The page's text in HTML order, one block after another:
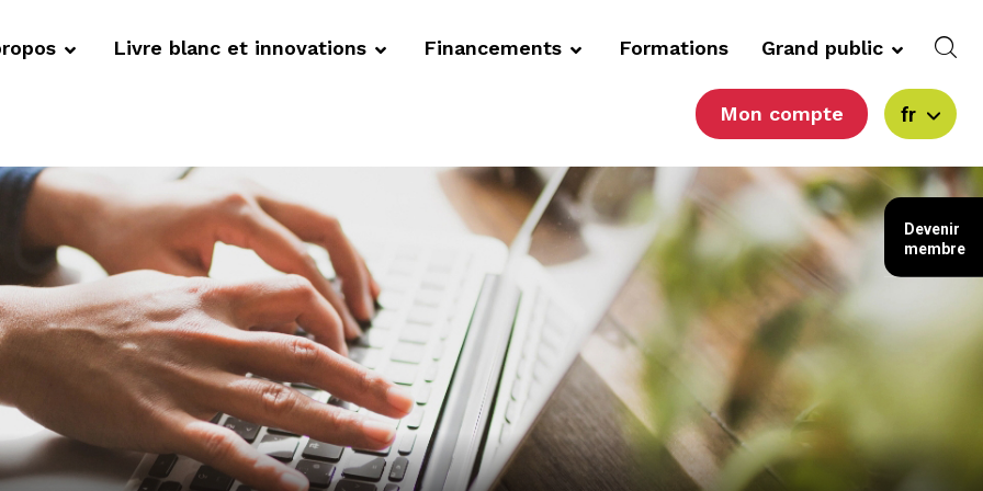
Livre blanc et innovations Financements Formations Grand public
Mon compte fr
Devenir
membre